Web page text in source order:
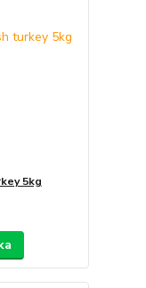
5kg